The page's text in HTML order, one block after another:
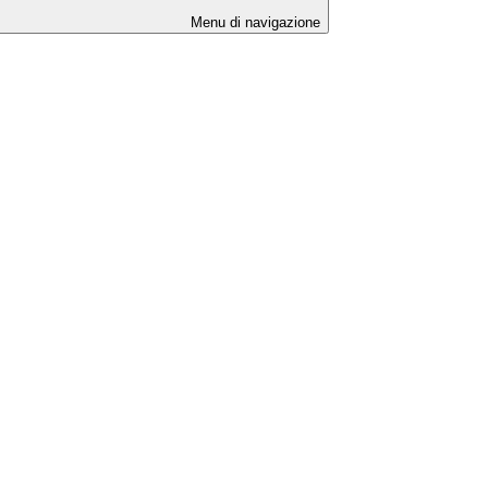
Menu di navigazione